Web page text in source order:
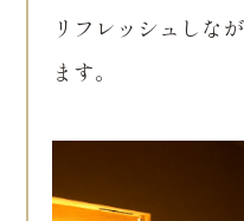
リフレッシュしな
ます。